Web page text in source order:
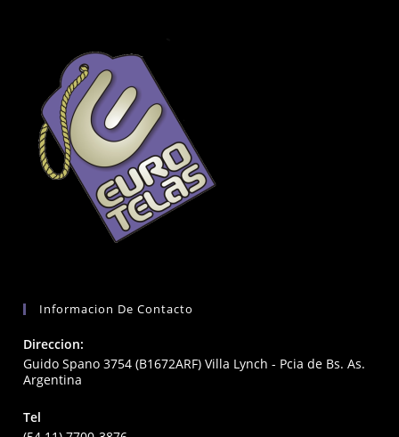
Informacion De Contacto
Direccion:
Guido Spano 3754 (B1672ARF) Villa Lynch - Pcia de Bs. As.
Argentina
Tel